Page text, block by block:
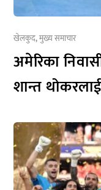
खेलकुद,मुख्य समाचार
अमेरिका
शान्त